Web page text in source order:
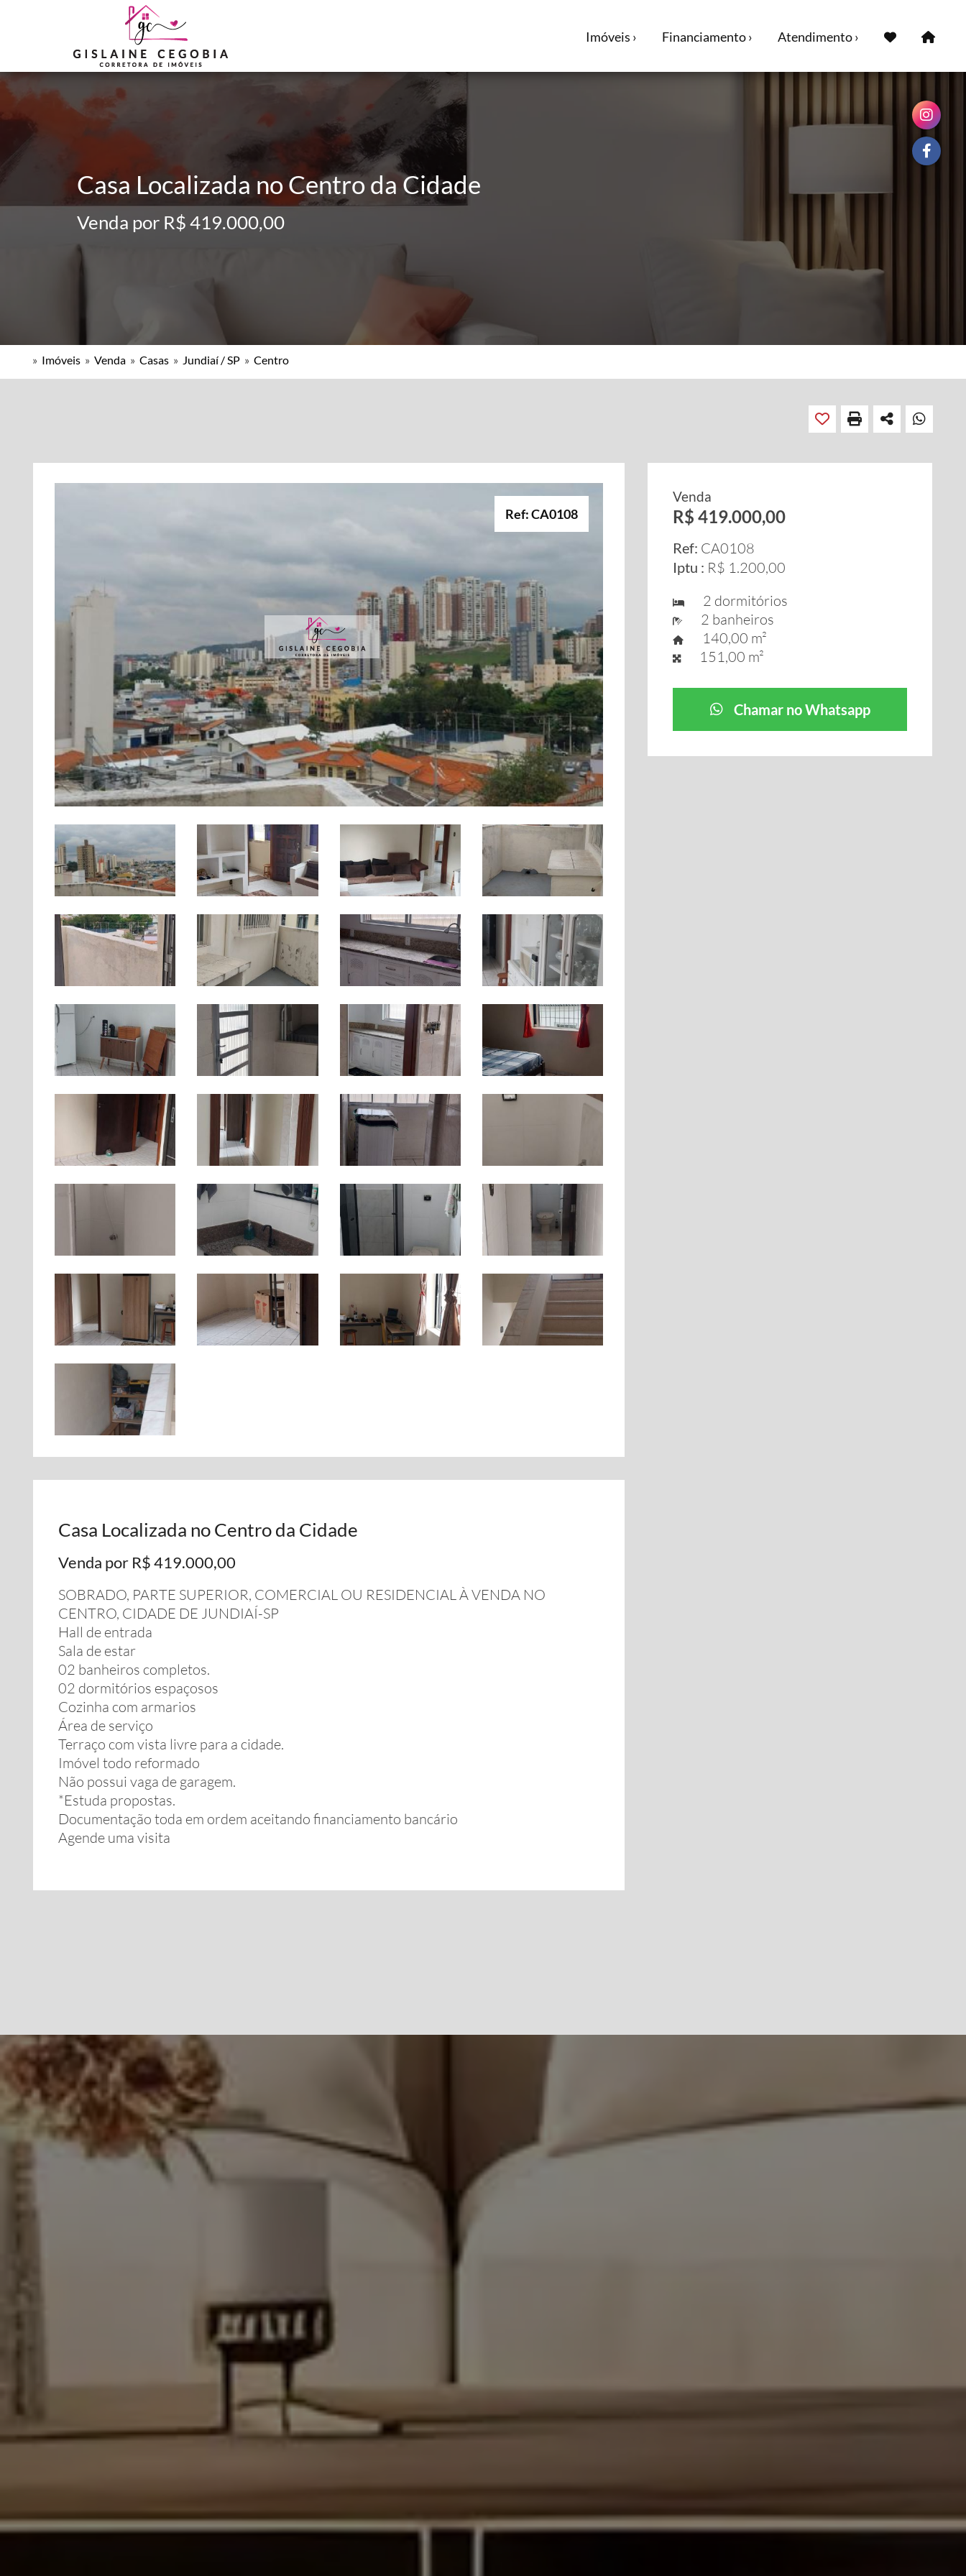
Imóveis › Financiamento › Atendimento ›
Casa Localizada no Centro da Cidade
Venda por R$ 419.000,00
» Imóveis » Venda » Casas » Jundiaí / SP » Centro
Ref: CA0108
Casa Localizada no Centro da Cidade
Venda por R$ 419.000,00
SOBRADO, PARTE SUPERIOR, COMERCIAL OU RESIDENCIAL À VENDA NO
CENTRO, CIDADE DE JUNDIAÍ-SP
Hall de entrada
Sala de estar
02 banheiros completos.
02 dormitórios espaçosos
Cozinha com armarios
Área de serviço
Terraço com vista livre para a cidade.
Imóvel todo reformado
Não possui vaga de garagem.
*Estuda propostas.
Documentação toda em ordem aceitando financiamento bancário
Agende uma visita
Venda
R$ 419.000,00
Ref: CA0108
Iptu : R$ 1.200,00
2 dormitórios
2 banheiros
140,00 m²
151,00 m²
Chamar no Whatsapp